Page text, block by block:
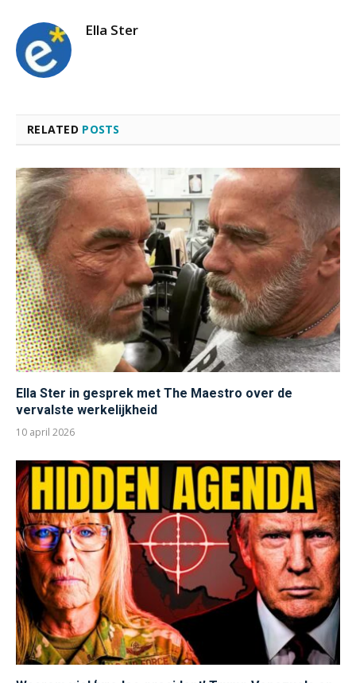
Ella Ster
RELATED POSTS
Ella Ster in gesprek met The Maestro over de
vervalste werkelijkheid
10 april 2026